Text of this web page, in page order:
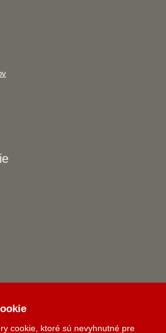
cookie, ktoré sú nevyhnutné pre